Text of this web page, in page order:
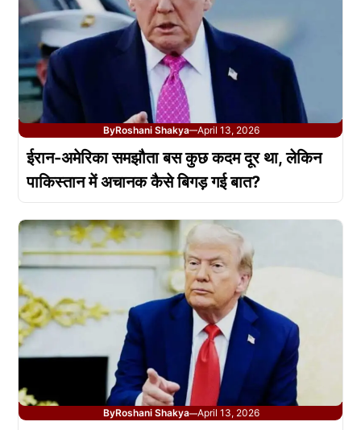
ByRoshani Shakya—April 13, 2026
ईरान-अमेरिका समझौता बस कुछ कदम दूर था, लेकिन
पाकिस्तान में अचानक कैसे बिगड़ गई बात?
ByRoshani Shakya—April 13, 2026